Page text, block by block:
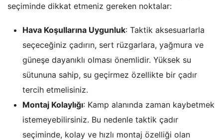
seçiminde dikkat etmeniz gereken noktalar:
Hava Koşullarına Uygunluk: Taktik aksesuarlarla
seçeceğiniz çadırın, sert rüzgarlara, yağmura ve
güneşe dayanıklı olması önemlidir. Yüksek su
sütununa sahip, su geçirmez özellikte bir çadır
tercih etmelisiniz.
Montaj Kolaylığı: Kamp alanında zaman kaybetmek
istemeyebilirsiniz. Bu nedenle taktik çadır
seçiminde, kolay ve hızlı montaj özelliği olan